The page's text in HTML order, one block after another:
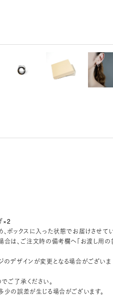
×2
ボックスに入った状態でお届けさせて
合は、ご注文時の備考欄へ「お渡し用の
のデザインが変更となる場合がございま
ご了承ください。
の誤差が生じる場合がございます。